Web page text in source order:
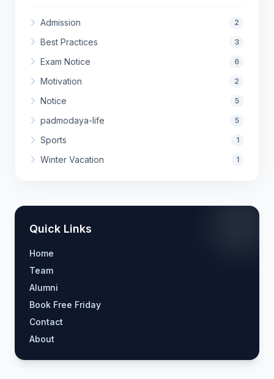
Admission 2
Best Practices 3
Exam Notice 6
Motivation 2
Notice 5
padmodaya-life 5
Sports 1
Winter Vacation 1
Quick Links
Home
Team
Alumni
Book Free Friday
Contact
About